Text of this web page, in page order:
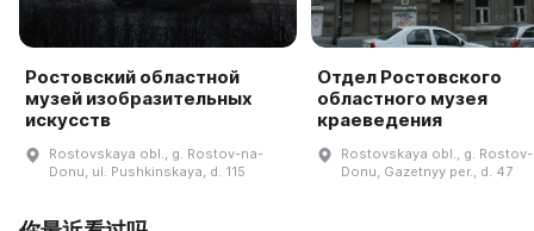
Ростовский областной
музей изобразительных
искусств
Rostovskaya obl., g. Rostov-na-
Donu, ul. Pushkinskaya, d. 115
Отдел Ростовского
областного музея
краеведения
Rostovskaya obl., g.
Donu, Gazetnyy per., d. 47